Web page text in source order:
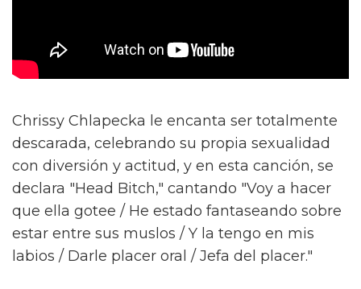
Chrissy Chlapecka le encanta ser totalmente
descarada, celebrando su propia sexualidad
con diversión y actitud, y en esta canción, se
declara "Head Bitch," cantando "Voy a hacer
que ella gotee / He estado fantaseando sobre
estar entre sus muslos / Y la tengo en mis
labios / Darle placer oral / Jefa del placer."